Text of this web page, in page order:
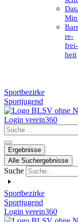
re­
frei­
heit
Sportbezirke
Sportjugend
Login verein360
Search
...
Ergebnisse
Alle Suchergebnisse
Suche
Sportbezirke
Sportjugend
Login verein360